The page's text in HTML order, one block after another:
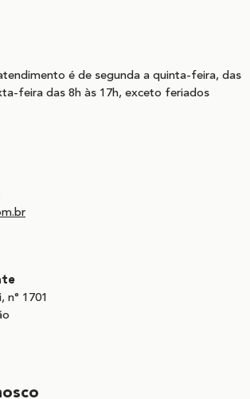
é de segunda a quinta-feira, das
feira das 8h às 17h, exceto feriados
n° 1701